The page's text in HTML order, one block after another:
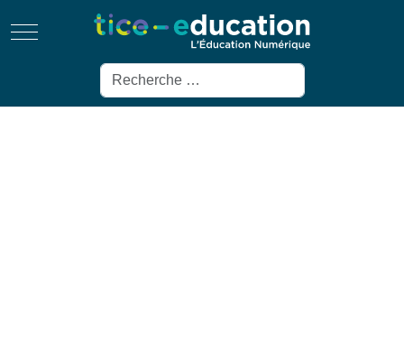
Mobile Menu Toggle
Rechercher